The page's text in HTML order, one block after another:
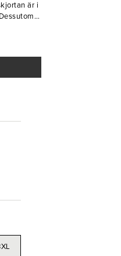
är i
ord,